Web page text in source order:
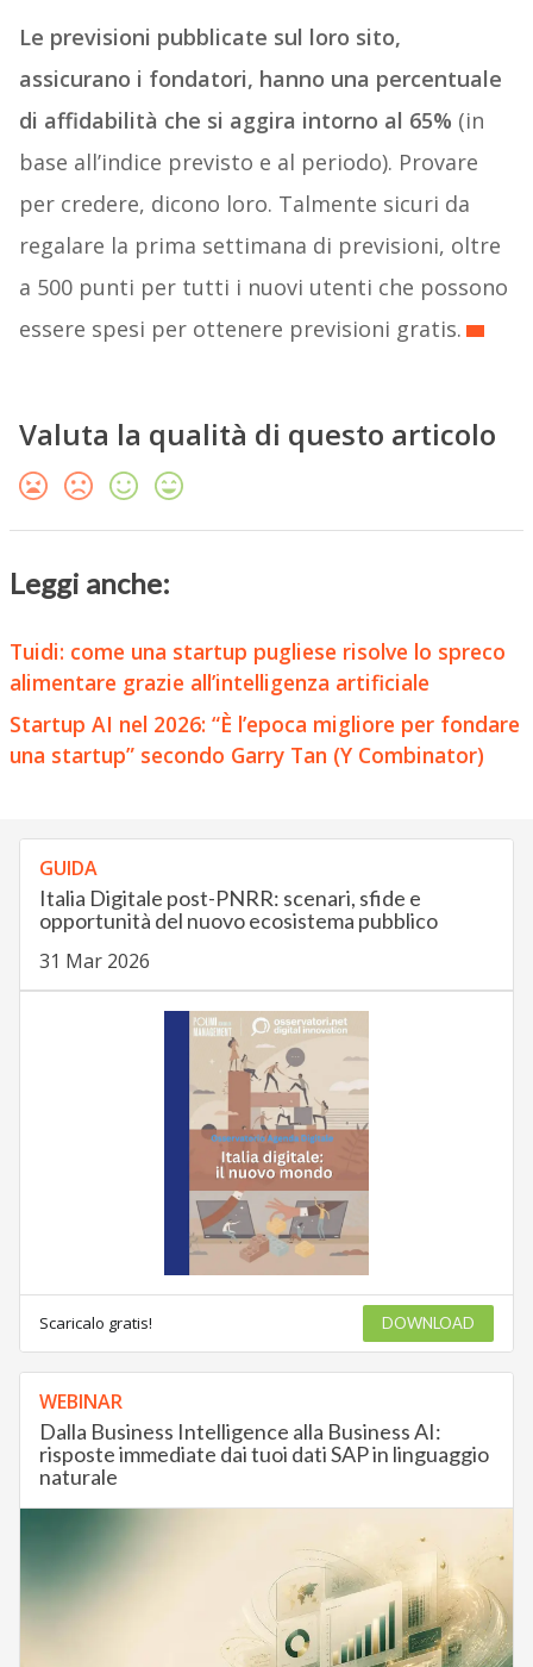
Le previsioni pubblicate sul loro sito,
assicurano i fondatori, hanno una percentuale
di affidabilità che si aggira intorno al 65% (in
base all’indice previsto e al periodo). Provare
per credere, dicono loro. Talmente sicuri da
regalare la prima settimana di previsioni, oltre
a 500 punti per tutti i nuovi utenti che possono
essere spesi per ottenere previsioni gratis.
Valuta la qualità di questo articolo
Leggi anche:
Tuidi: come una startup pugliese risolve lo spreco
alimentare grazie all’intelligenza artificiale
Startup AI nel 2026: “È l’epoca migliore per fondare
una startup” secondo Garry Tan (Y Combinator)
GUIDA
Italia Digitale post-PNRR: scenari, sfide e
opportunità del nuovo ecosistema pubblico
31 Mar 2026
Scaricalo gratis! DOWNLOAD
WEBINAR
Dalla Business Intelligence alla Business AI:
risposte immediate dai tuoi dati SAP in linguaggio
naturale